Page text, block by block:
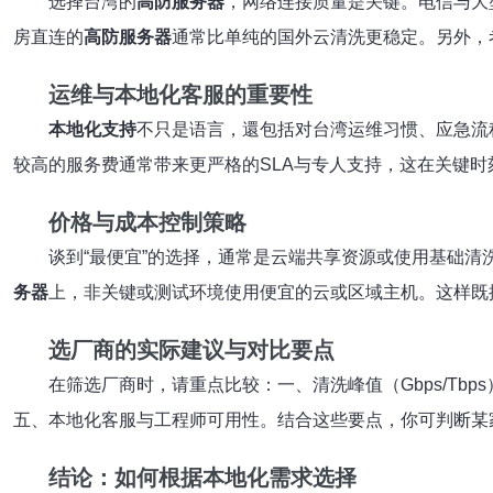
房直连的高防服务器通常比单纯的国外云清洗更稳定。另外
运维与本地化客服的重要性
本地化支持不只是语言，還包括对台湾运维习惯、应急
较高的服务费通常带来更严格的SLA与专人支持，这在关键
价格与成本控制策略
谈到“最便宜”的选择，通常是云端共享资源或使用基础
务器 上，非关键或测试环境使用便宜的云或区域主机。这样
选厂商的实际建议与对比要点
在筛选厂商时，请重点比较：一、清洗峰值（Gbps/
五、本地化客服与工程师可用性。结合这些要点，你可判断
结论：如何根据本地化需求选择